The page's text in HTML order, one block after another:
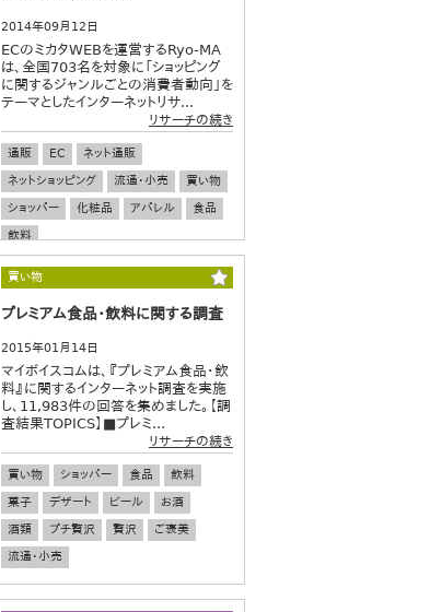
2014年09月12日
ECのミカタWEBを運営するRyo-MA
は、全国703名を対象に「ショッピング
に関するジャンルごとの消費者動向」を
テーマとしたインターネットリサ...
リサーチの続き
通販 EC
ネット通販
ネットショッピング
流通・小売
買い物
ショッパー
化粧品 アパレル
食品
飲料
買い物
プレミアム食品・飲料に関する調査
2015年01月14日
マイボイスコムは、『プレミアム食品・飲
料』に関するインターネット調査を実施
し、11,983件の回答を集めました。【調
査結果TOPICS】■プレミ...
リサーチの続き
買い物 ショッパー 食品
飲料
菓子
デザート ビール
お酒
酒類
プチ贅沢 贅沢
ご褒美
流通・小売